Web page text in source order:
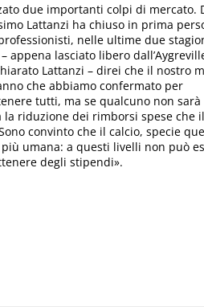
due importanti colpi di mercato.
Lattanzi ha chiuso in prima
nelle ultime due
appena lasciato libero
Lattanzi – direi che il nostro
che abbiamo confermato per
tutti, ma se qualcuno non sarà
riduzione dei rimborsi spese che il
convinto che il calcio, specie
umana: a questi livelli non può
degli stipendi».